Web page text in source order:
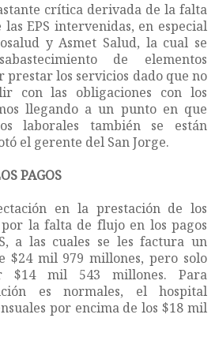
crítica derivada de la falta
EPS intervenidas, en especial
y Asmet Salud, la cual se
de elementos
prestar los servicios dado que no
con las obligaciones con los
llegando a un punto en que
laborales también se están
el gerente del San Jorge.
PAGOS
en la prestación de los
por la falta de flujo en los pagos
a las cuales se les factura un
$24 mil 979 millones, pero solo
$14 mil 543 millones. Para
es normales, el hospital
por encima de los $18 mil